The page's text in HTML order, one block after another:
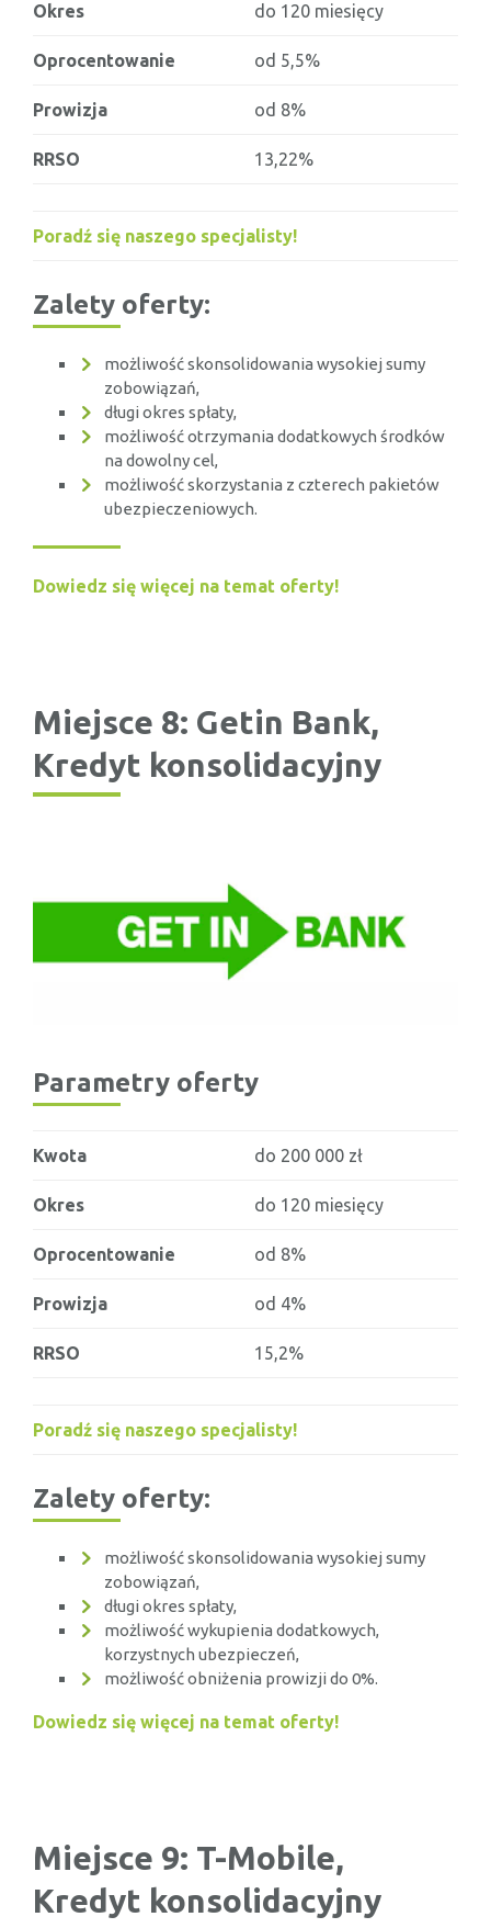
Okres do 120 miesięcy
Oprocentowanie od 5,5%
Prowizja od 8%
RRSO 13,22%
Poradź się naszego specjalisty!
Zalety oferty:
możliwość skonsolidowania wysokiej sumy
zobowiązań,
długi okres spłaty,
możliwość otrzymania dodatkowych środków
na dowolny cel,
możliwość skorzystania z czterech pakietów
ubezpieczeniowych.
Dowiedz się więcej na temat oferty!
Miejsce 8: Getin Bank,
Kredyt konsolidacyjny
Parametry oferty
Kwota do 200 000 zł
Okres do 120 miesięcy
Oprocentowanie od 8%
Prowizja od 4%
RRSO 15,2%
Poradź się naszego specjalisty!
Zalety oferty:
możliwość skonsolidowania wysokiej sumy
zobowiązań,
długi okres spłaty,
możliwość wykupienia dodatkowych,
korzystnych ubezpieczeń,
możliwość obniżenia prowizji do 0%.
Dowiedz się więcej na temat oferty!
Miejsce 9: T-Mobile,
Kredyt konsolidacyjny